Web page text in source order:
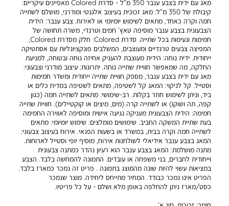
מאג עם ידית בצבע ענבר 350 מ”ל - סדרת Colored מאפיינים עיקריים:
קיבולת של 350 מ”ל: מאג זכוכית בעיצוב אלגנטי ומודרני, מושלם לשתייה
חמה וקרה כאחד, מתאים לשימוש יומיומי או לאירוח. צבע ענבר: הידית
הצבעונית בצבע ענבר מוסיפה טאץ’ חמים וטרנדי, משרה תחושה של
חמימות ונעימות בכל שתייה. סדרת Colored: חלק מסדרת Colored,
המפיצה צבעים טרנדיים ומעוצבים, המשלבים פונקציונליות עם אסתטיקה
ייחודית. ידית נוחה: הידית מעוצבת להעניק אחיזה נוחה ובטוחה, למניעת
החלקה, מה שמאפשר חוויית שתייה נוחה. יתרונות: עיצוב מודרני וצבעוני:
מאג עם ידית בצבע ענבר, מספק חוויית שתייה ייחודית ומשדר חמימות
וסטייל. קל לניקוי: המאג קל לשטיפה, מתאים לשטיפה במדיח כלים או
ביד, וניתן לשימוש חוזר בקלות. רב-שימושי: מתאים לשתייה חמה (כגון
קפה, תה ושוקו) או לשתייה קרה (מים, מיצים או קוקטיילים). חוויית שתייה
חמימה: הידית הצבעונית מעניקה נגיעה אישית ומוסיפה לאווירה החמימה
בעת שתיית המשקה החביב. שימושים מומלצים: שימוש יומיומי: מתאים
לשתייה חמה וקרה בבית, במשרד או בשעות הפנאי. אירוח בעיצוב צבעוני:
המאג בצבע ענבר אידיאלי לשולחנות אירוח, מוסיף יופי וסטייל לארוחות.
מתנה מושלמת: המאג בצבע ענבר הוא רעיון נהדר כמתנה צבעונית
וייחודית לחברים, בני משפחה או עובדים. התמונה להמחשה בלבד. הצבע
במציאות עשוי להיות שונה מהמוצג בתמונה . פריט זה נמכר כמארז בלבד.
הפריט אינו נמכר כבודד. המחיר מתייחס ליחידה. מוצר שנמכר
כסט/מארז ניתן להחלפה באופן מלא ושלם - על כל פריטיו.